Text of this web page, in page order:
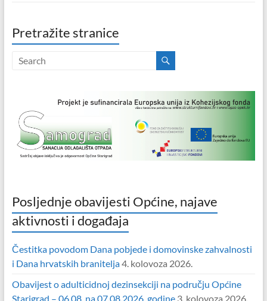
Pretražite stranice
Posljednje obavijesti Općine, najave
aktivnosti i događaja
Čestitka povodom Dana pobjede i domovinske zahvalnosti
i Dana hrvatskih branitelja4. kolovoza 2026.
Obavijest o adulticidnoj dezinsekciji na području Općine
Starigrad – 06.08. na 07.08.2026. godine 3. kolovoza 2026.